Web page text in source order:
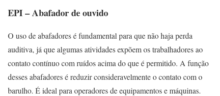
EPI – Abafador de ouvido
O uso de abafadores é fundamental para que não haja perda
auditiva, já que algumas atividades expõem os trabalhadores ao
contato contínuo com ruídos acima do que é permitido. A função
desses abafadores é reduzir consideravelmente o contato com o
barulho. É ideal para operadores de equipamentos e máquinas.